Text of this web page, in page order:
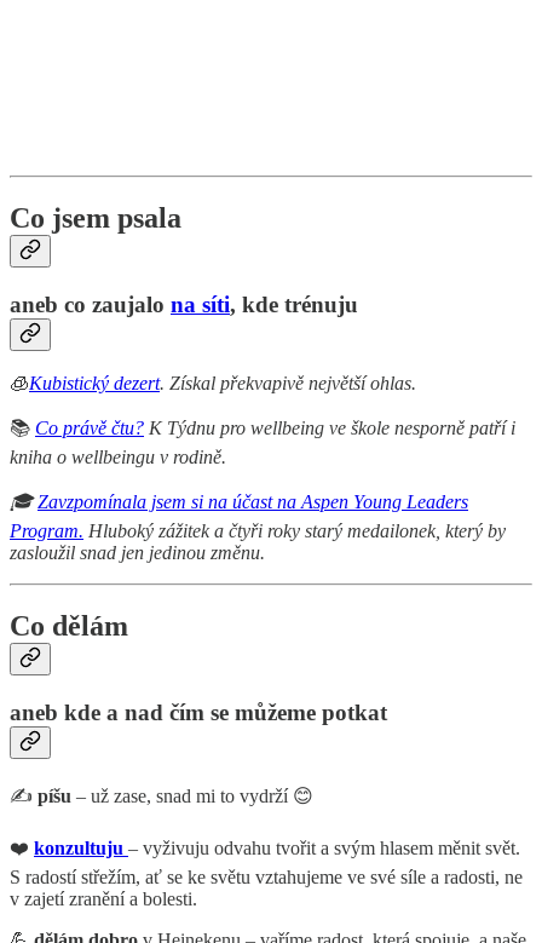
Co jsem psala
aneb co zaujalo na síti, kde trénuju
🧊Kubistický dezert. Získal překvapivě největší ohlas.
📚 Co právě čtu? K Týdnu pro wellbeing ve škole nesporně patří i
kniha o wellbeingu v rodině.
🎓Zavzpomínala jsem si na účast na Aspen Young Leaders
Program. Hluboký zážitek a čtyři roky starý medailonek, který by
zasloužil snad jen jedinou změnu.
Co dělám
aneb kde a nad čím se můžeme potkat
✍️ píšu – už zase, snad mi to vydrží 😊
❤️ konzultuju – vyživuju odvahu tvořit a svým hlasem měnit svět.
S radostí střežím, ať se ke světu vztahujeme ve své síle a radosti, ne
v zajetí zranění a bolesti.